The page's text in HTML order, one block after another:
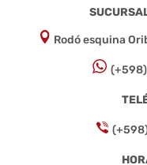
Rodó esquina